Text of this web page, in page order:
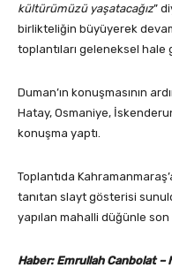
kültürümüzü yaşatacağız”
birlikteliğin büyüyerek
toplantıları geleneksel hale
Duman’ın konuşmasının
Hatay, Osmaniye,
konuşma yaptı.
Toplantıda
tanıtan slayt gösterisi
yapılan mahalli düğünle son
Haber: Emrullah Canbolat –